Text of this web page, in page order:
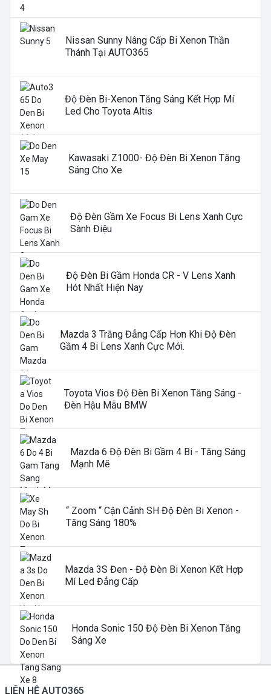
Nissan Sunny Nâng Cấp Bi Xenon Thần
Thánh Tại AUTO365
Độ Đèn Bi-Xenon Tăng Sáng Kết Hợp Mí
Led Cho Toyota Altis
Kawasaki Z1000- Độ Đèn Bi Xenon Tăng
Sáng Cho Xe
Độ Đèn Gầm Xe Focus Bi Lens Xanh Cực
Sành Điệu
Độ Đèn Bi Gầm Honda CR - V Lens Xanh
Hót Nhất Hiện Nay
Mazda 3 Trắng Đẳng Cấp Hơn Khi Độ Đèn
Gầm 4 Bi Lens Xanh Cực Mới.
Toyota Vios Độ Đèn Bi Xenon Tăng Sáng -
Đèn Hậu Mẫu BMW
Mazda 6 Độ Đèn Bi Gầm 4 Bi - Tăng Sáng
Mạnh Mẽ
“ Zoom “ Cận Cảnh SH Độ Đèn Bi Xenon -
Tăng Sáng 180%
Mazda 3S Đen - Độ Đèn Bi Xenon Kết Hợp
Mí Led Đẳng Cấp
Honda Sonic 150 Độ Đèn Bi Xenon Tăng
Sáng Xe
LIÊN HỆ AUTO365